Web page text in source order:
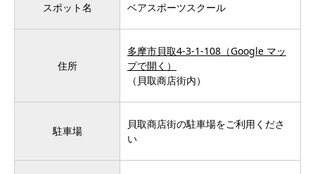
スポット名 ベアスポーツスクール
住所
多摩市貝取4-3-1-108（Google マッ
プで開く）
（貝取商店街内）
駐車場
貝取商店街の駐車場をご利用くださ
い